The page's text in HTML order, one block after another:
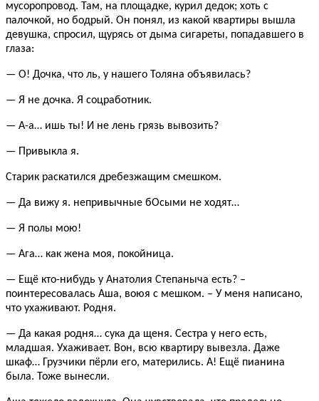
мусоропровод. Там, на площадке, курил дедок; хоть с
палочкой, но бодрый. Он понял, из какой квартиры вышла
девушка, спросил, щурясь от дыма сигареты, попадавшего в
глаза:
— О! Дочка, что ль, у нашего Толяна объявилась?
— Я не дочка. Я соцработник.
— А-а… ишь ты! И не лень грязь вывозить?
— Привыкла я.
Старик раскатился дребезжащим смешком.
— Да вижу я. непривычные бОсыми не ходят…
— Я полы мою!
— Ага… как жена моя, покойница.
— Ещё кто-нибудь у Анатолия Степаныча есть? –
поинтересовалась Аша, воюя с мешком. – У меня написано,
что ухаживают. Родня.
— Да какая родня… сука да щеня. Сестра у него есть,
младшая. Ухаживает. Вон, всю квартиру вывезла. Даже
шкаф… Грузчики пёрли его, матерились. А! Ещё пианина
была. Тоже вынесли.